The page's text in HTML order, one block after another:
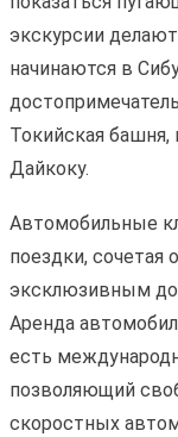
экскурсии
начинаются в
Токийская башня,
Дайкоку.
Автомобильные
поездки, сочетая
эксклюзивным
Аренда
есть
позволяющий
скоростных